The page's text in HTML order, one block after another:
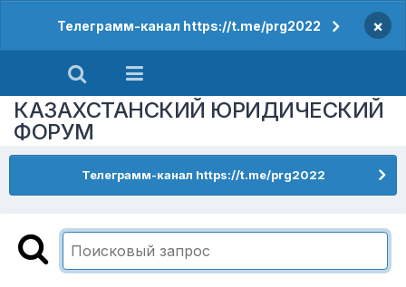
Телеграмм-канал https://t.me/prg2022 ×
КАЗАХСТАНСКИЙ ЮРИДИЧЕСКИЙ
ФОРУМ
Телеграмм-канал https://t.me/prg2022